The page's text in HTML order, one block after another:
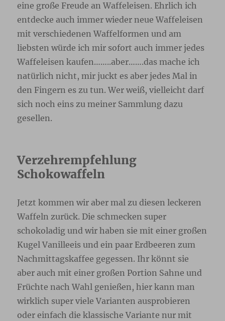
eine große Freude an Waffeleisen. Ehrlich ich
entdecke auch immer wieder neue Waffeleisen
mit verschiedenen Waffelformen und am
liebsten würde ich mir sofort auch immer jedes
Waffeleisen kaufen……..aber…….das mache ich
natürlich nicht, mir juckt es aber jedes Mal in
den Fingern es zu tun. Wer weiß, vielleicht darf
sich noch eins zu meiner Sammlung dazu
gesellen.
Verzehrempfehlung
Schokowaffeln
Jetzt kommen wir aber mal zu diesen leckeren
Waffeln zurück. Die schmecken super
schokoladig und wir haben sie mit einer großen
Kugel Vanilleeis und ein paar Erdbeeren zum
Nachmittagskaffee gegessen. Ihr könnt sie
aber auch mit einer großen Portion Sahne und
Früchte nach Wahl genießen, hier kann man
wirklich super viele Varianten ausprobieren
oder einfach die klassische Variante nur mit